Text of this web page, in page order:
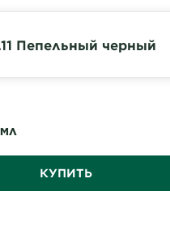
Пепельный черный
МЛ
КУПИТЬ